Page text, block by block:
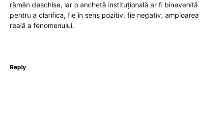
rămân deschise, iar o anchetă instituțională ar fi binevenită
pentru a clarifica, fie în sens pozitiv, fie negativ, amploarea
reală a fenomenului.
Reply